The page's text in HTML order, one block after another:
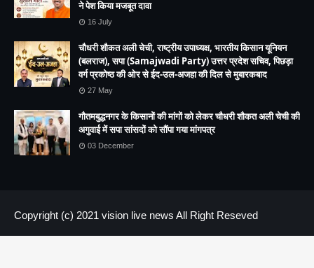
ने पेश किया मजबूत दावा
16 July
चौधरी शौकत अली चेची, राष्ट्रीय उपाध्यक्ष, भारतीय किसान यूनियन
(बलराज), सपा (Samajwadi Party) उत्तर प्रदेश सचिव, पिछड़ा
वर्ग प्रकोष्ठ की ओर से ईद-उल-अजहा की दिल से मुबारकबाद
27 May
गौतमबुद्धनगर के किसानों की मांगों को लेकर चौधरी शौकत अली चेची की
अगुवाई में सपा सांसदों को सौंपा गया मांगपत्र
03 December
Copyright (c) 2021 vision live news All Right Reseved